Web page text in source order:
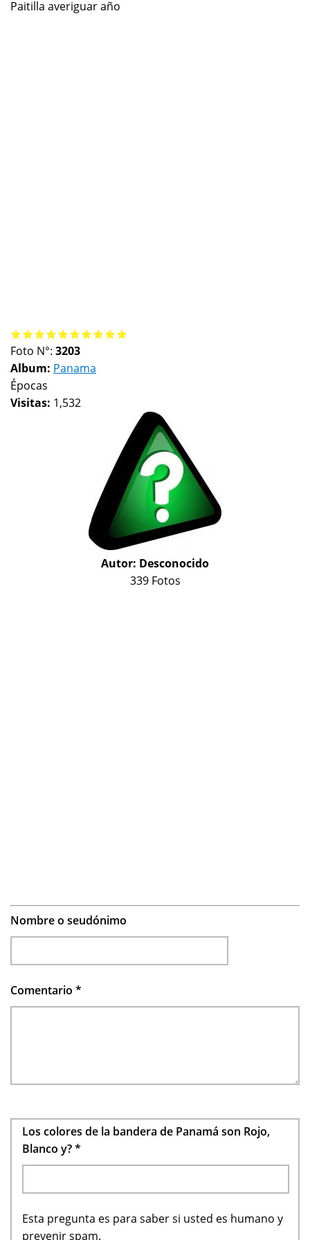
Paitilla averiguar año
Foto N°: 3203
Album: Panama
Épocas
Visitas: 1,532
Autor: Desconocido
339 Fotos
Nombre o seudónimo
Comentario *
Los colores de la bandera de Panamá son Rojo,
Blanco y?*
Esta pregunta es para saber si usted es humano y
prevenir spam.